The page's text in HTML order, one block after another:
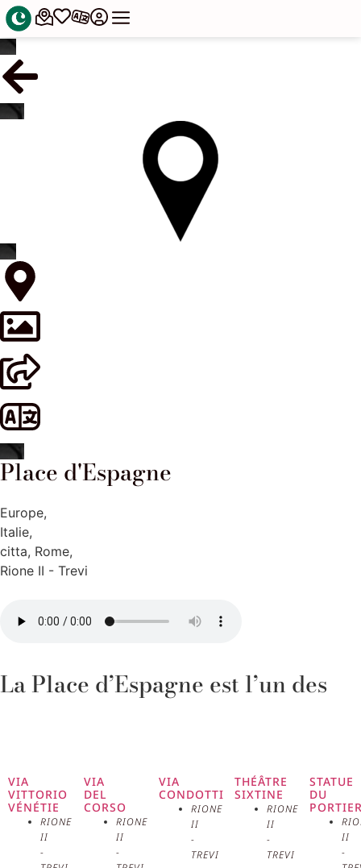
Place d'Espagne
Europe,
Italie,
citta, Rome,
Rione II - Trevi
La Place d’Espagne est l’un des
du Campo Marzio, au pied de la
célèbre escalier de la Trinité-des-
Monts. Ce coin de Rome a
VIA
VITTORIO
VÉNÉTIE
RIONE
II
-
VIA
DEL
CORSO
RIONE
II
-
VIA
CONDOTTI
RIONE
II
-
TREVI
THÉÂTRE
SIXTINE
RIONE
II
-
TREVI
STATUE
DU
II
-